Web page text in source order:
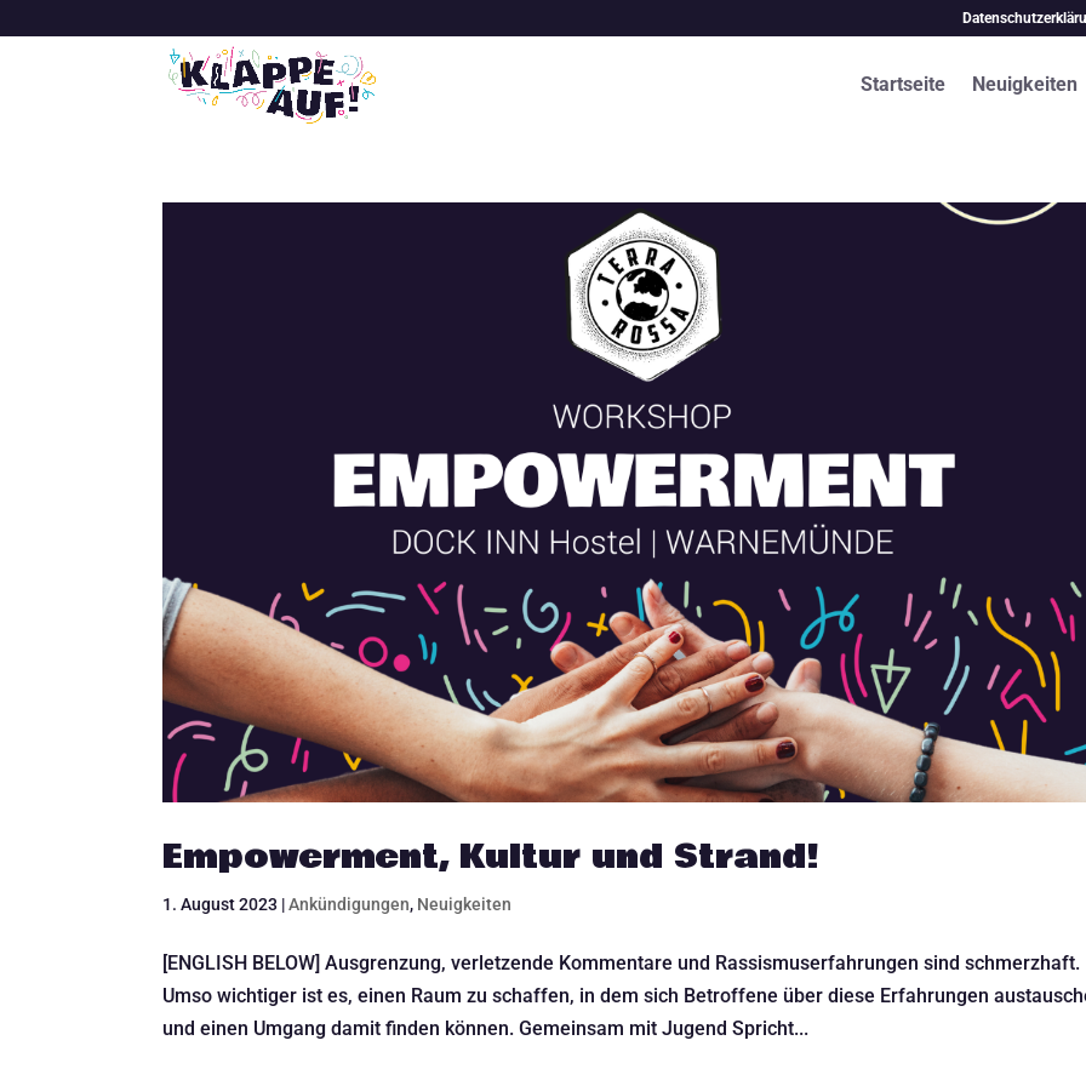
Startseite Neuigkeiten
Empowerment, Kultur und Strand!
1. August 2023 |Ankündigungen, Neuigkeiten
[ENGLISH BELOW] Ausgrenzung, verletzende Kommentare und Rassismuserfahrungen sind schmerzhaft.
Umso wichtiger ist es, einen Raum zu schaffen, in dem sich Betroffene über diese Erfahrungen
und einen Umgang damit finden können. Gemeinsam mit Jugend Spricht...